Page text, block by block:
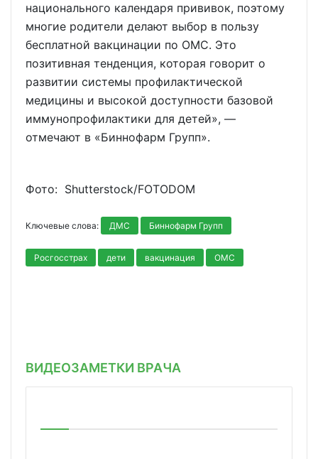
национального календаря прививок, поэтому
многие родители делают выбор в пользу
бесплатной вакцинации по ОМС. Это
позитивная тенденция, которая говорит о
развитии системы профилактической
медицины и высокой доступности базовой
иммунопрофилактики для детей», —
отмечают в «Биннофарм Групп».
Фото: Shutterstoсk/FOTODOM
Ключевые слова: ДМС Биннофарм Групп
Росгосстрах дети вакцинация ОМС
ВИДЕОЗАМЕТКИ ВРАЧА